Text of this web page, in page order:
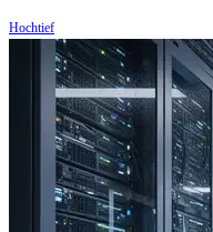
Hochtief